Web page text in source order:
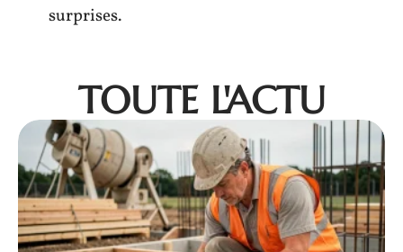
surprises.
TOUTE L'ACTU